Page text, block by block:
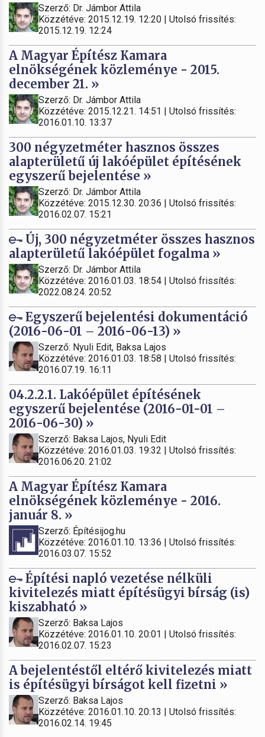
Szerző: Dr. Jámbor Attila
Közzétéve: 2015.12.19. 12:20 | Utolsó frissítés:
2015.12.19. 12:24
A Magyar Építész Kamara
elnökségének közleménye - 2015.
december 21. »
Szerző: Dr. Jámbor Attila
Közzétéve: 2015.12.21. 14:51 | Utolsó frissítés:
2016.01.10. 13:37
300 négyzetméter hasznos összes
alapterületű új lakóépület építésének
egyszerű bejelentése »
Szerző: Dr. Jámbor Attila
Közzétéve: 2015.12.30. 20:36 | Utolsó frissítés:
2016.02.07. 15:21
Új, 300 négyzetméter összes hasznos
alapterületű lakóépület fogalma »
Szerző: Dr. Jámbor Attila
Közzétéve: 2016.01.03. 18:54 | Utolsó frissítés:
2022.08.24. 20:52
Egyszerű bejelentési dokumentáció
(2016-06-01 – 2016-06-13) »
Szerző: Nyuli Edit, Baksa Lajos
Közzétéve: 2016.01.03. 18:58 | Utolsó frissítés:
2016.07.19. 16:11
04.2.2.1. Lakóépület építésének
egyszerű bejelentése (2016-01-01 –
2016-06-30) »
Szerző: Baksa Lajos, Nyuli Edit
Közzétéve: 2016.01.03. 19:32 | Utolsó frissítés:
2016.06.20. 21:02
A Magyar Építész Kamara
elnökségének közleménye - 2016.
január 8. »
Szerző: Építésijog.hu
Közzétéve: 2016.01.10. 13:36 | Utolsó frissítés:
2016.03.07. 15:52
Építési napló vezetése nélküli
kivitelezés miatt építésügyi bírság (is)
kiszabható »
Szerző: Baksa Lajos
Közzétéve: 2016.01.10. 20:01 | Utolsó frissítés:
2016.02.07. 15:23
A bejelentéstől eltérő kivitelezés miatt
is építésügyi bírságot kell fizetni »
Szerző: Baksa Lajos
Közzétéve: 2016.01.10. 20:13 | Utolsó frissítés:
2016.02.14. 19:45